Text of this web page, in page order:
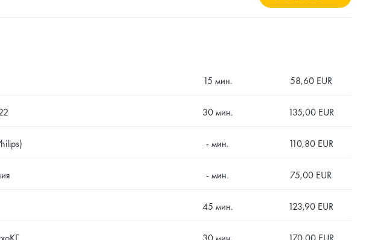
15 мин. 58,60 EUR
30 мин. 135,00 EUR
- мин. 110,80 EUR
- мин. 75,00 EUR
45 мин. 123,90 EUR